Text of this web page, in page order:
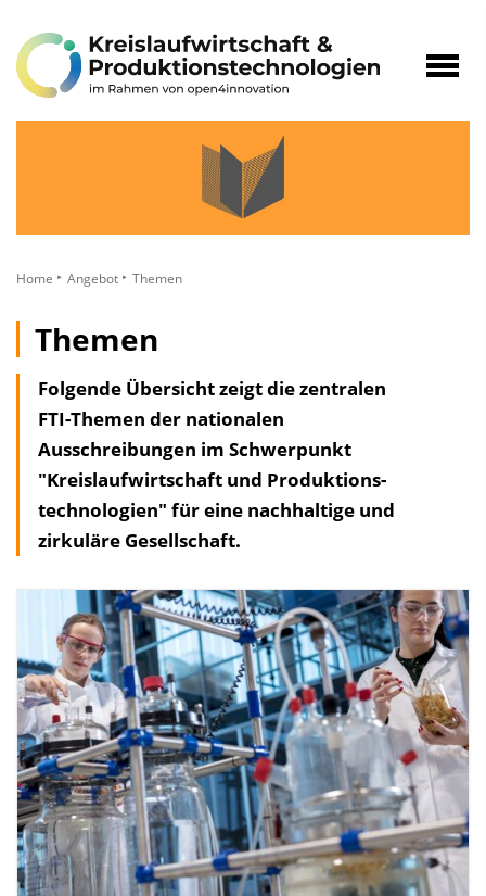
Inhalt
Home Angebot Themen
Themen
Folgende Übersicht zeigt die zentralen
FTI-Themen der nationalen
Ausschreibungen im Schwerpunkt
"Kreislaufwirtschaft und Produktions­
technologien" für eine nachhaltige und
zirkuläre Gesellschaft.